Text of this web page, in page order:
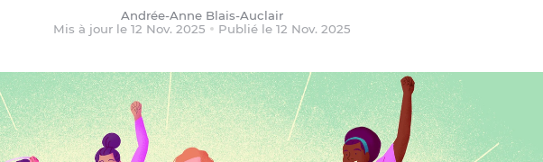
Andrée-Anne Blais-Auclair
Mis à jour le 12 Nov. 2025
Publié le 12 Nov. 2025